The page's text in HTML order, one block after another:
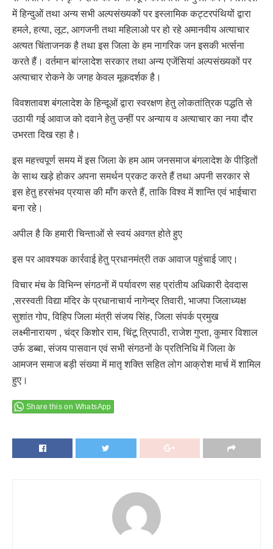
में हिन्दुओं तथा अन्य सभी अल्पसंख्यकों पर इस्लामिक कट्टरपंथियों द्वारा
हमले, हत्या, लूट, आगजनी तथा महिलाओ पर हो रहे अमानवीय अत्याचार
अत्यत चिंताजनक है तथा इस जिला के हम नागरिक जन इसकी भर्त्सना
करते हैं। वर्तमान बांग्लादेश सरकार तथा अन्य एजेंसियां अल्पसंख्यकों पर
अत्याचार रोकने के जगह केवल मूकदर्शक है।
विवशतावश बंगलादेश के हिन्दूओं द्वारा स्वरक्षण हेतु लोकतांत्रिक पद्धति से
उठायी गई आवाज को दवाने हेतु उन्हीं पर अन्याय व अत्याचार का नया दौर
उभरता दिख रहा है।
इस महत्त्वपूर्ण समय में इस जिला के हम आम जनसमाज बंगलादेश के पीड़ितों
के साथ खड़े होकर अपना समर्थन प्रकट करते हैं तथा अपनी सरकार से
इस हेतु हरसंभव प्रयास की माँग करते हैं, ताकि विश्व में शान्ति एवं भाईचारा
बना रहे।
अपील है कि हमारी चिन्ताओं से स्वयं अवगत होते हुए
इस पर आवश्यक कार्रवाई हेतु प्रधानमंत्री तक आवाज पहुंचाई जाए।
विचार मंच के विभिन्न संगठनों में पर्यावरण सह प्रांतीय अधिकारी देवदास
,सरस्वती विद्या मंदिर के प्रधानाचार्य नागेन्द्र तिवारी, भाजपा जिलाध्यक्ष
सुशांत गोप, विहिप जिला मंत्री संजय सिंह, जिला संपर्क प्रमुख
लक्ष्मीनारायण , चंद्र किशोर राम, चिंटू त्रिपाठी, राजेश गुप्ता, कुमार विशाल
उर्फ डब्बा, संजय पासवान एवं सभी संगठनों के प्रतिनिधि में जिला के
आमजन समाज बड़ी संख्या में मातृ शक्ति सहित लोग आक्रोश मार्च में शामिल
हुए।
Share this on WhatsApp